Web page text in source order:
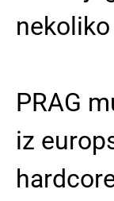
PRAG
iz